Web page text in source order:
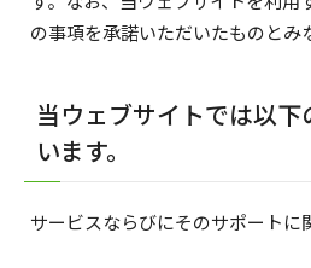
の事項を承諾いただいたものとみ
当ウェブサイトでは以下
います。
サービスならびにそのサポートに